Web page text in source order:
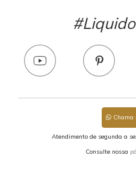
Chama
Atendimento de segunda a
Consulte nossa